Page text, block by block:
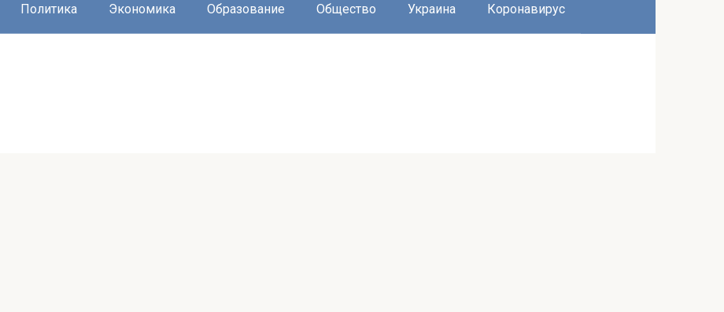
Политика Экономика Образование Общество Украина Коронавирус